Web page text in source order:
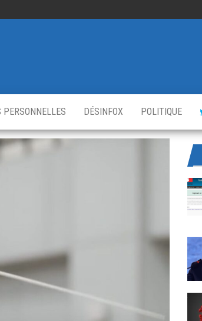
PERSONNELLES DÉSINFOX POLITIQUE